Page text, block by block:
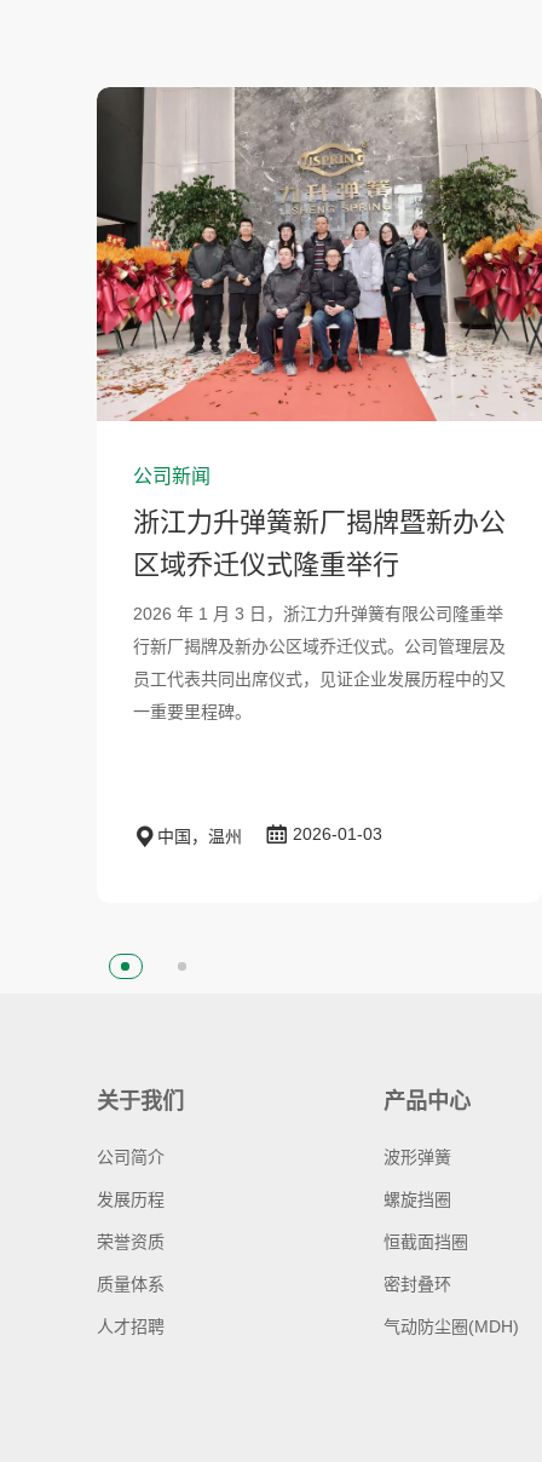
公司新闻
浙江力升弹簧新厂揭牌暨新办公
区域乔迁仪式隆重举行
2026 年 1 月 3 日，浙江力升弹簧有限公司隆重举
行新厂揭牌及新办公区域乔迁仪式。公司管理层及
员工代表共同出席仪式，见证企业发展历程中的又
一重要里程碑。
中国，温州 2026-01-03
关于我们
公司简介
发展历程
荣誉资质
质量体系
人才招聘
产品中心
波形弹簧
螺旋挡圈
恒截面挡圈
密封叠环
气动防尘圈(MDH)